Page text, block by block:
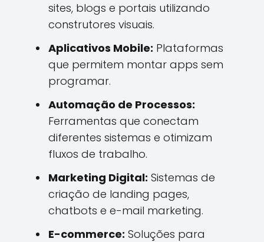
sites, blogs e portais utilizando
construtores visuais.
Aplicativos Mobile: Plataformas
que permitem montar apps sem
programar.
Automação de Processos:
Ferramentas que conectam
diferentes sistemas e otimizam
fluxos de trabalho.
Marketing Digital: Sistemas de
criação de landing pages,
chatbots e e-mail marketing.
E-commerce: Soluções para